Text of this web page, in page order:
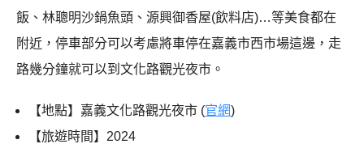
飯、林聰明沙鍋魚頭、源興御香屋(飲料店)…等美食都在
附近，停車部分可以考慮將車停在嘉義市西市場這邊，走
路幾分鐘就可以到文化路觀光夜市。
【地點】嘉義文化路觀光夜市 (官網)
【旅遊時間】 2024